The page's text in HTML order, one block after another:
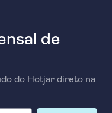
de
do Hotjar direto na